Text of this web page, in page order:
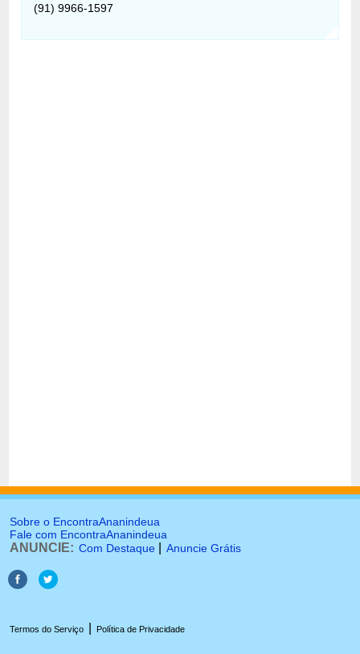
(91) 9966-1597
Sobre o EncontraAnanindeua
Fale com EncontraAnanindeua
ANUNCIE: Com Destaque Anuncie Grátis
Termos do Serviço Política de Privacidade